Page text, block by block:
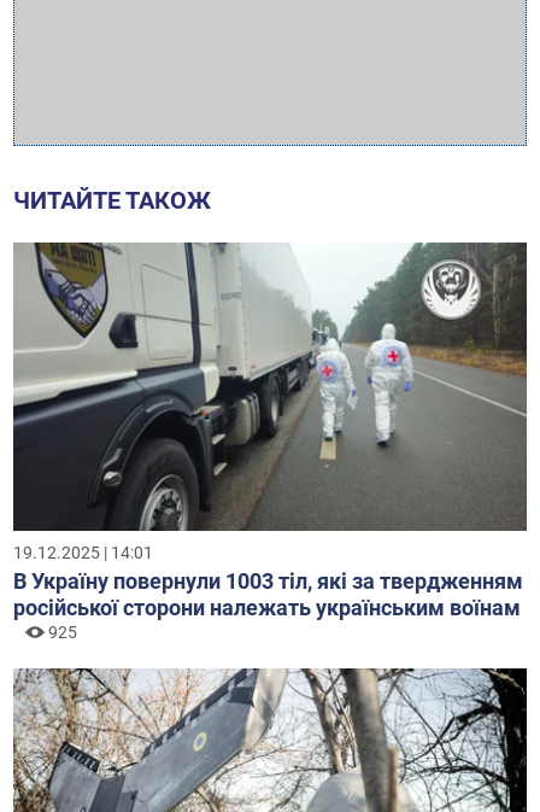
ЧИТАЙТЕ ТАКОЖ
19.12.2025 | 14:01
В Україну повернули 1003 тіл, які за твердженням
російської сторони належать українським воїнам
925